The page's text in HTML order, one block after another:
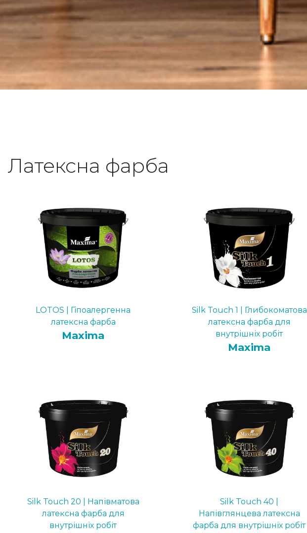
Латексна фарба
LOTOS | Гіпоалергенна
латексна фарба
Maxima
Silk Touch 1 | Глибокоматова
латексна фарба для
внутрішніх робіт
Maxima
Silk Touch 20 | Напівматова
латексна фарба для
внутрішніх робіт
Silk Touch 40 |
Напівглянцева латексна
фарба для внутрішніх робіт